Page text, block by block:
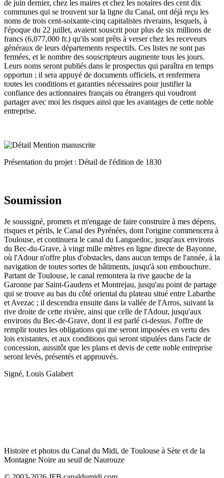
de juin dernier, chez les maires et chez les notaires des cent dix
communes qui se trouvent sur la ligne du Canal, ont déjà reçu les
noms de trois cent-soixante-cinq capitalistes riverains, lesquels, à
l'époque du 22 juillet, avaient souscrit pour plus de six millions de
francs (6,077,000 fr.) qu'ils sont prêts à verser chez les receveurs
généraux de leurs départements respectifs. Ces listes ne sont pas
fermées, et le nombre des souscripteurs augmente tous les jours.
Leurs noms seront publiés dans le prospectus qui paraîtra en temps
opportun ; il sera appuyé de documents officiels, et renfermera
toutes les conditions et garanties nécessaires pour justifier la
confiance des actionnaires français ou étrangers qui voudront
partager avec moi les risques ainsi que les avantages de cette noble
entreprise.
Présentation du projet : Détail de l'édition de 1830
Soumission
Je soussigné, promets et m'engage de faire construire à mes dépens,
risques et périls, le Canal des Pyrénées, dont l'origine commencera à
Toulouse, et continuera le canal du Languedoc, jusqu'aux environs
du Bec-du-Grave, à vingt mille mètres en ligne directe de Bayonne,
où l'Adour n'offre plus d'obstacles, dans aucun temps de l'année, à la
navigation de toutes sortes de bâtiments, jusqu'à son embouchure.
Partant de Toulouse, le canal remontera la rive gauche de la
Garonne par Saint-Gaudens et Montrejau, jusqu'au point de partage
qui se trouve au bas du côté oriental du plateau situé entre Labarthe
et Avezac ; il descendra ensuite dans la vallée de l'Arros, suivant la
rive droite de cette rivière, ainsi que celle de l'Adour, jusqu'aux
environs du Bec-de-Grave, dont il est parlé ci-dessus. J'offre de
remplir toutes les obligations qui me seront imposées en vertu des
lois existantes, et aux conditions qui seront stipulées dans l'acte de
concession, aussitôt que les plans et devis de cette noble entreprise
seront levés, présentés et approuvés.
Signé, Louis Galabert
Histoire et photos du Canal du Midi, de Toulouse à Sète et de la
Montagne Noire au seuil de Naurouze